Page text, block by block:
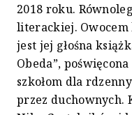
2018 roku.
literackiej. Owocem
jest jej głośna
Obeda”,
szkołom dla
przez duchownych.